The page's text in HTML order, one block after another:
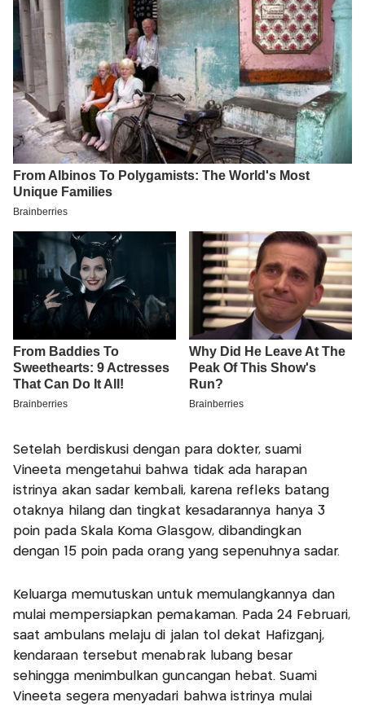
Setelah berdiskusi dengan para dokter, suami
Vineeta mengetahui bahwa tidak ada harapan
istrinya akan sadar kembali, karena refleks batang
otaknya hilang dan tingkat kesadarannya hanya 3
poin pada Skala Koma Glasgow, dibandingkan
dengan 15 poin pada orang yang sepenuhnya sadar.
Keluarga memutuskan untuk memulangkannya dan
mulai mempersiapkan pemakaman. Pada 24 Februari,
saat ambulans melaju di jalan tol dekat Hafizganj,
kendaraan tersebut menabrak lubang besar
sehingga menimbulkan guncangan hebat. Suami
Vineeta segera menyadari bahwa istrinya mulai